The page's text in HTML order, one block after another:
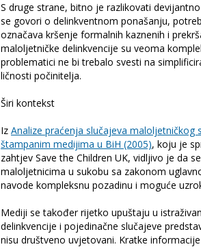
S druge strane, bitno je razlikovati
se govori o delinkventnom ponašanju,
označava kršenje formalnih kaznenih i
maloljetničke delinkvencije su veoma
problematici ne bi trebalo svesti na
ličnosti počinitelja.
Širi kontekst
Iz Analize praćenja slučajeva maloljetničkog
štampanim medijima u BiH (2005), koju je
zahtjev Save the Children UK, vidljivo je da
maloljetnicima u sukobu sa zakonom
navode kompleksnu pozadinu i moguće
Mediji se također rijetko upuštaju u
delinkvencije i pojedinačne slučajeve
nisu društveno uvjetovani. Kratke